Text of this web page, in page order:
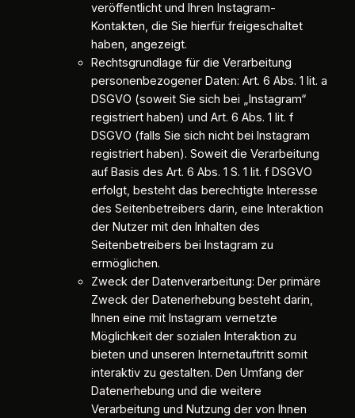
veröffentlicht und Ihren Instagram-
Kontakten, die Sie hierfür freigeschaltet
haben, angezeigt.
Rechtsgrundlage für die Verarbeitung
personenbezogener Daten: Art. 6 Abs. 1 lit. a
DSGVO (soweit Sie sich bei „Instagram“
registriert haben) und Art. 6 Abs. 1 lit. f
DSGVO (falls Sie sich nicht bei Instagram
registriert haben). Soweit die Verarbeitung
auf Basis des Art. 6 Abs. 1 S. 1 lit. f DSGVO
erfolgt, besteht das berechtigte Interesse
des Seitenbetreibers darin, eine Interaktion
der Nutzer mit den Inhalten des
Seitenbetreibers bei Instagram zu
ermöglichen.
Zweck der Datenverarbeitung: Der primäre
Zweck der Datenerhebung besteht darin,
Ihnen eine mit Instagram vernetzte
Möglichkeit der sozialen Interaktion zu
bieten und unseren Internetauftritt somit
interaktiv zu gestalten. Den Umfang der
Datenerhebung und die weitere
Verarbeitung und Nutzung der von Ihnen